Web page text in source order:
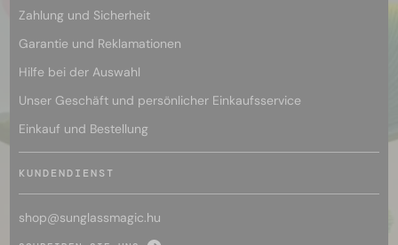
Zahlung und Sicherheit
Garantie und Reklamationen
Hilfe bei der Auswahl
Unser Geschäft und persönlicher Einkaufsservice
Einkauf und Bestellung
KUNDENDIENST
shop@sunglassmagic.hu